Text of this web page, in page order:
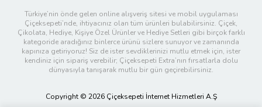
Türkiye’nin önde gelen online alışveriş sitesi ve mobil uygulaması
Çiçeksepeti’nde, ihtiyacınız olan tüm ürünleri bulabilirsiniz. Çiçek,
Çikolata, Hediye, Kişiye Özel Ürünler ve Hediye Setleri gibi birçok farklı
kategoride aradığınız binlerce ürünü sizlere sunuyor ve zamanında
kapınıza getiriyoruz! Siz de ister sevdiklerinizi mutlu etmek için, ister
kendiniz için sipariş verebilir; Çiçeksepeti Extra’nın fırsatlarla dolu
dünyasıyla tanışarak mutlu bir gün geçirebilirsiniz.
Copyright © 2026 Çiçeksepeti İnternet Hizmetleri A.Ş